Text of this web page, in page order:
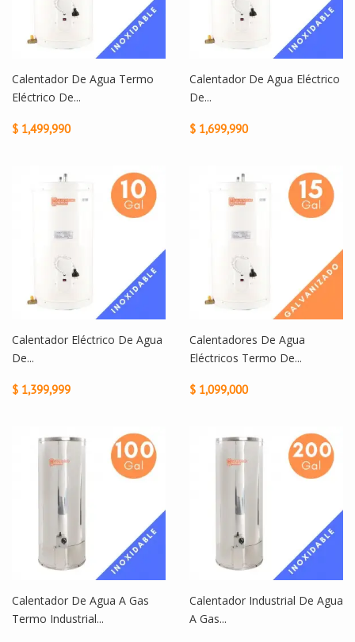
Calentador De Agua Termo
Eléctrico De...
$ 1,499,990
Calentador De Agua Eléctrico
De...
$ 1,699,990
Calentador Eléctrico De Agua
De...
$ 1,399,999
Calentadores De Agua
Eléctricos Termo De...
$ 1,099,000
Calentador De Agua A Gas
Termo Industrial...
Calentador Industrial De Agua
A Gas...